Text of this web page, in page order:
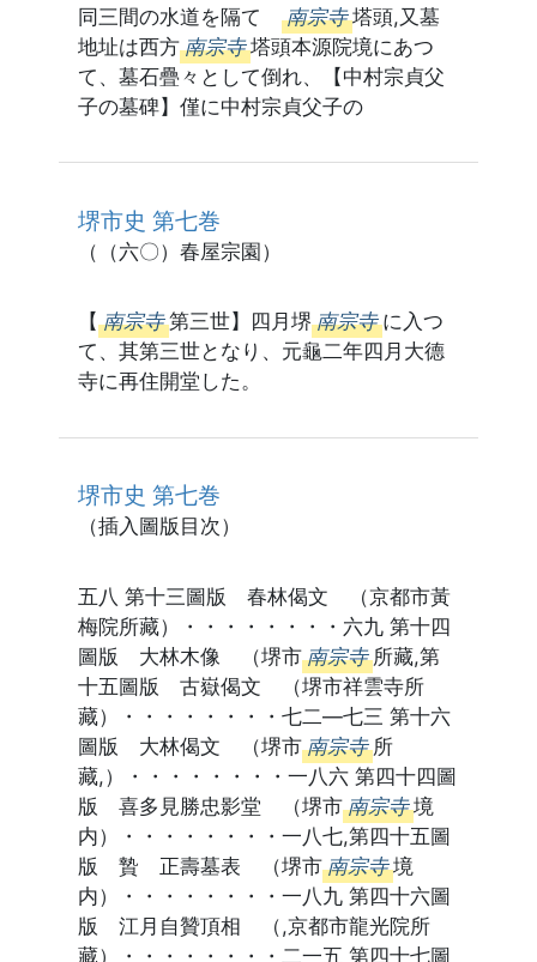
同三間の水道を隔てゝ 南宗寺 塔頭,又墓
地址は西方 南宗寺 塔頭本源院境にあつ
て、墓石疊々として倒れ、【中村宗貞父
子の墓碑】僅に中村宗貞父子の
堺市史 第七巻
（（六〇）春屋宗園）
【 南宗寺 第三世】四月堺 南宗寺 に入つ
て、其第三世となり、元龜二年四月大德
寺に再住開堂した。
堺市史 第七巻
（插入圖版目次）
五八 第十三圖版 春林偈文 （京都市黃
梅院所藏）・・・・・・・・六九 第十四
圖版 大林木像 （堺市 南宗寺 所藏,第
十五圖版 古嶽偈文 （堺市祥雲寺所
藏）・・・・・・・・七二―七三 第十六
圖版 大林偈文 （堺市 南宗寺 所
藏,）・・・・・・・・一八六 第四十四圖
版 喜多見勝忠影堂 （堺市 南宗寺 境
内）・・・・・・・・一八七,第四十五圖
版 贄 正壽墓表 （堺市 南宗寺 境
内）・・・・・・・・一八九 第四十六圖
版 江月自贊頂相 （,京都市龍光院所
藏）・・・・・・・・二一五 第四十七圖